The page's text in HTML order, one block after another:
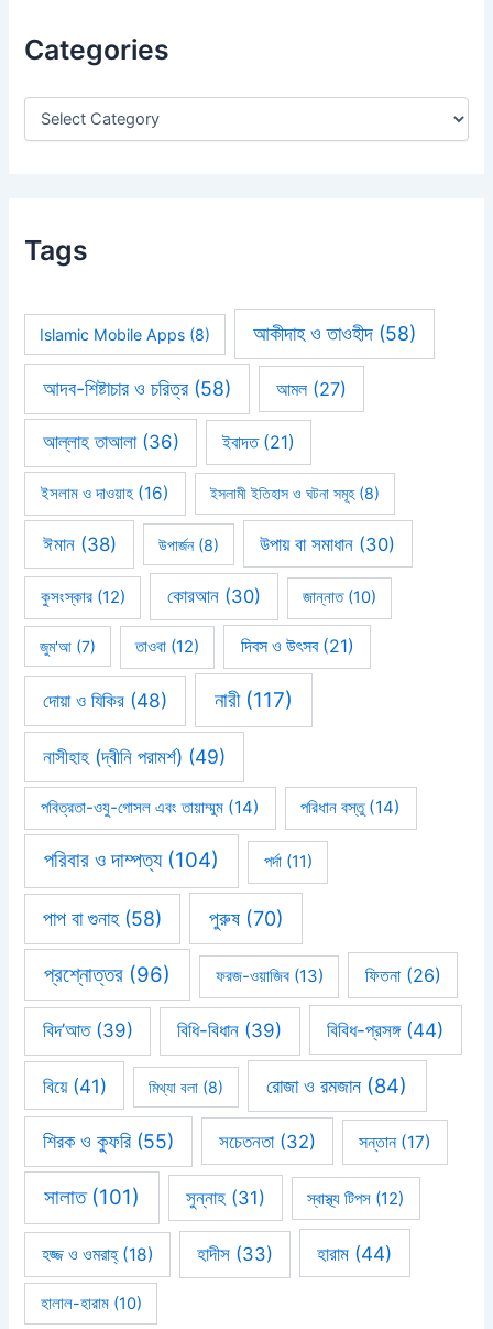
f
r
Categories
Tags
Islamic Mobile Apps (8) আকীদাহ ও তাওহীদ(58)
আদব-শিষ্টাচার ও চরিত্র(58) আমল(27)
আল্লাহ তাআলা(36) ইবাদত(21)
ইসলাম ও দাওয়াহ (16) ইসলামী ইতিহাস ও ঘটনা সমূহ(8)
ঈমান(38) উপার্জন(8) উপায় বা সমাধান (30)
কুসংস্কার(12) কোরআন (30) জান্নাত(10)
জুম'আ (7) তাওবা (12) দিবস ও উৎসব(21)
দোয়া ও যিকির (48) নারী(117)
নাসীহাহ (দ্বীনি পরামর্শ) (49)
পবিত্রতা-ওযু-গোসল এবং তায়াম্মুম (14) পরিধান বস্তু(14)
পরিবার ও দাম্পত্য(104) পর্দা(11)
পাপ বা গুনাহ(58) পুরুষ(70)
প্রশ্নোত্তর (96) ফরজ-ওয়াজিব(13) ফিতনা(26)
বিদ’আত(39) বিধি-বিধান (39) বিবিধ-প্রসঙ্গ(44)
বিয়ে(41) মিথ্যা বলা(8) রোজা ও রমজান (84)
শিরক ও কুফরি(55) সচেতনতা(32) সন্তান(17)
সালাত(101) সুন্নাহ (31) স্বাস্থ্য টিপস (12)
হজ্জ ও ওমরাহ্‌(18) হাদীস(33) হারাম (44)
হালাল-হারাম(10)